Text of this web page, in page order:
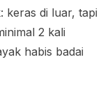
keras di luar, tapi
2 kali
habis badai